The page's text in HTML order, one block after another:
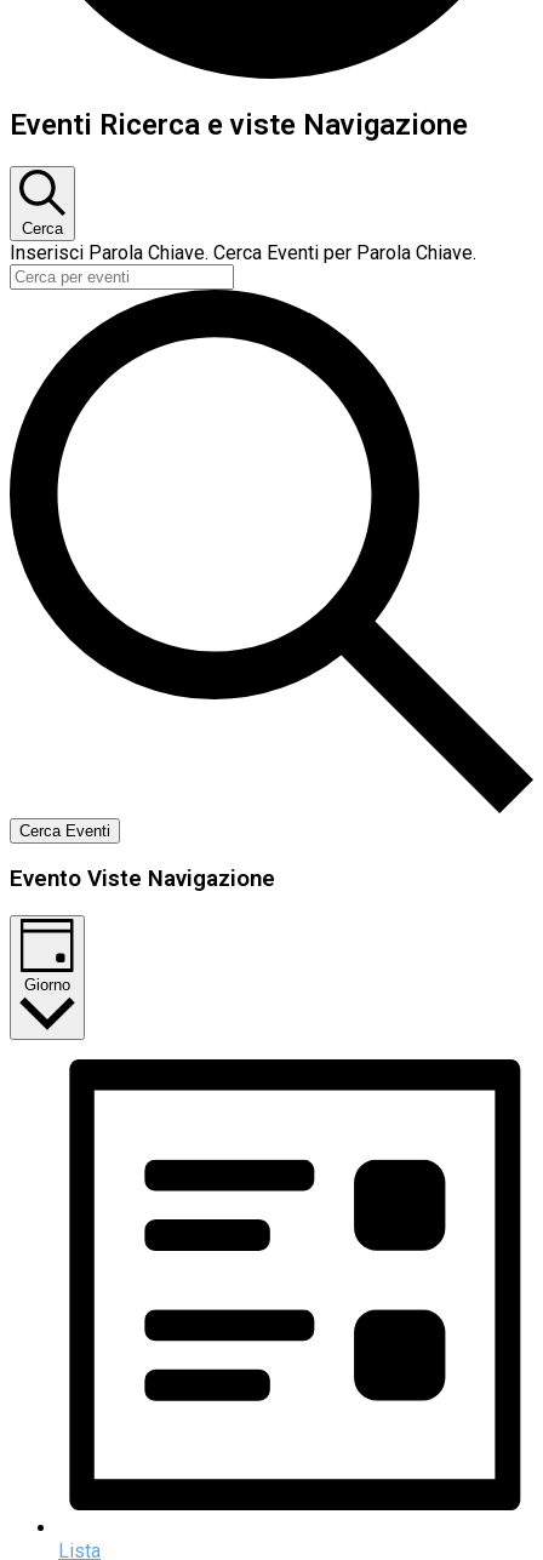
Eventi
for
Dicembre
22,
2024
Eventi Ricerca e viste Navigazione
Cerca
Inserisci Parola Chiave. Cerca Eventi per Parola Chiave.
Cerca Eventi
Evento Viste Navigazione
Giorno
Lista